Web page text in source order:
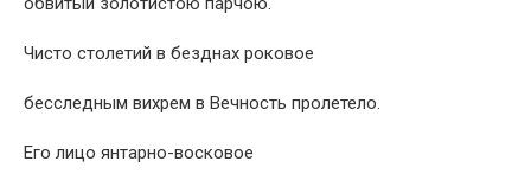
Чисто столетий в безднах роковое
бесследным вихрем в Вечность пролетело.
Его лицо янтарно-восковое